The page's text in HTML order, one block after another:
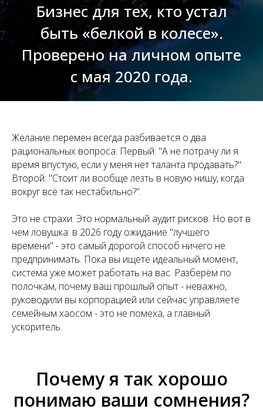
Бизнес для тех, кто устал
быть «белкой в колесе».
Проверено на личном опыте
с мая 2020 года.
Желание перемен всегда разбивается о два
рациональных вопроса. Первый: "А не потрачу ли я
время впустую, если у меня нет таланта продавать?"
Второй: "Стоит ли вообще лезть в новую нишу, когда
вокруг всё так нестабильно?".
Это не страхи. Это нормальный аудит рисков. Но вот в
чем ловушка: в 2026 году ожидание "лучшего
времени" - это самый дорогой способ ничего не
предпринимать. Пока вы ищете идеальный момент,
система уже может работать на вас. Разберём по
полочкам, почему ваш прошлый опыт - неважно,
руководили вы корпорацией или сейчас управляете
семейным хаосом - это не помеха, а главный
ускоритель.
Почему я так хорошо
понимаю ваши сомнения?